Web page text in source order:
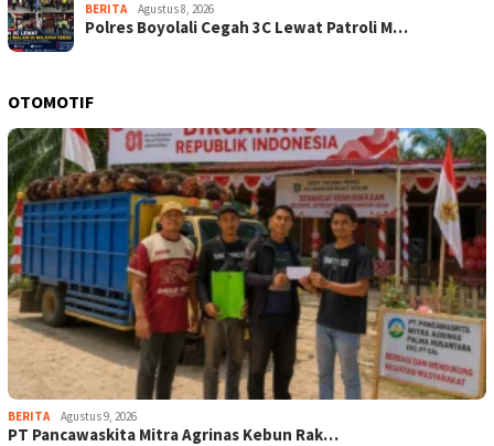
BERITA Agustus 8, 2026
Polres Boyolali Cegah 3C Lewat Patroli M…
OTOMOTIF
BERITA Agustus 9, 2026
‎PT Pancawaskita Mitra Agrinas Kebun Rak…